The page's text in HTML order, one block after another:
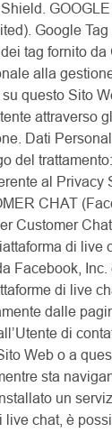
Google
tag fornito da
alla
questo Sito
attraverso
Dati
del
al Privacy
CHAT
Customer
di live
Facebook,
di live
dalle
di
Web o a
sta
un
live chat, è